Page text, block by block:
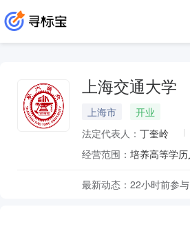
上海交通大学
上海市
开业
法定代表人： 丁奎岭
经营范围：
最新动态： 22小时前参与